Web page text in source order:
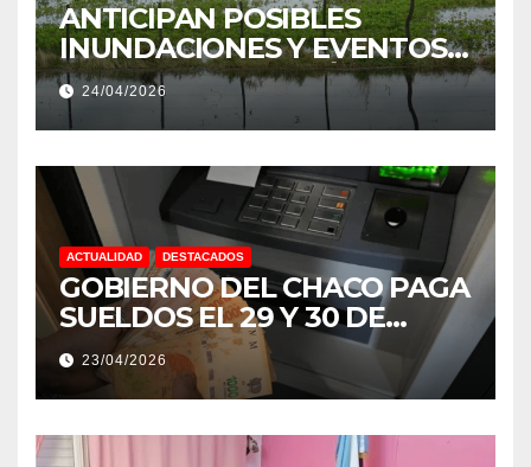
ANTICIPAN POSIBLES
INUNDACIONES Y EVENTOS
EXTREMOS: “PODRÍA SER UN
NIÑO MUY IMPORTANTE”
24/04/2026
ACTUALIDAD DESTACADOS
GOBIERNO DEL CHACO PAGA
SUELDOS EL 29 Y 30 DE
ABRIL, CON EL 2% DE
AUMENTO
23/04/2026